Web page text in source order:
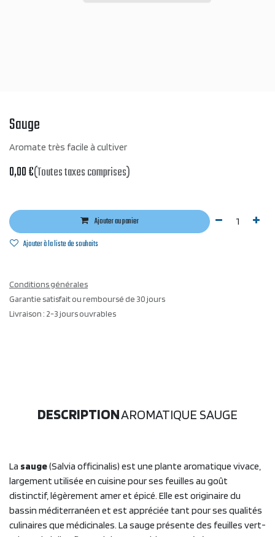
Sauge
Aromate très facile à cultiver
0,00€(Toutes taxes comprises)
Ajouter au panier
Ajouter à la liste de souhaits
Conditions générales
Garantie satisfait ou remboursé de 30 jours
Livraison : 2-3 jours ouvrables
DESCRIPTIONAROMATIQUE SAUGE
La sauge(Salvia officinalis) est une plante aromatique vivace,
largement utilisée en cuisine pour ses feuilles au goût
distinctif, légèrement amer et épicé. Elle est originaire du
bassin méditerranéen et est appréciée tant pour ses qualités
culinaires que médicinales. La sauge présente des feuilles vert-